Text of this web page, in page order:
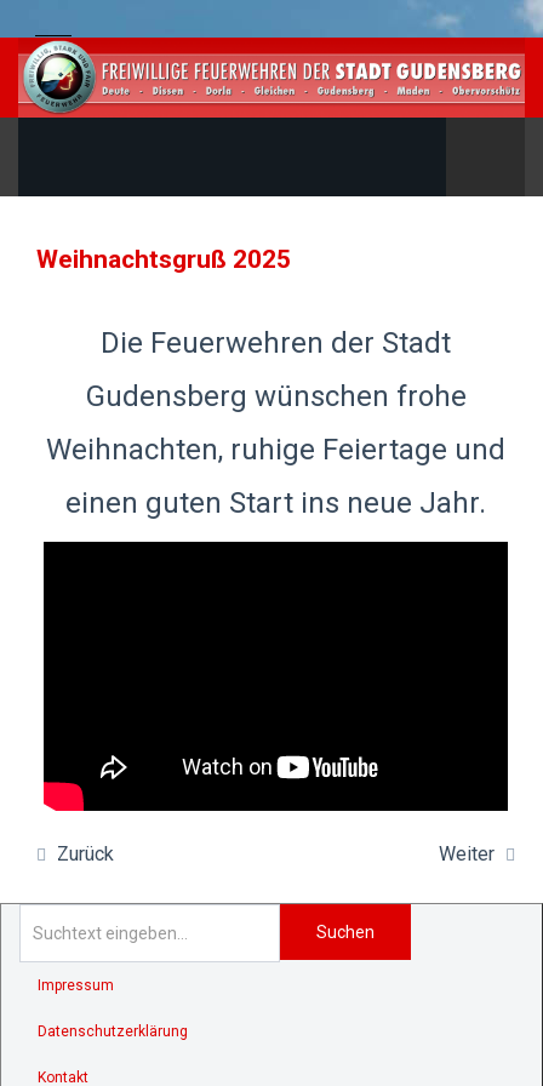
Weihnachtsgruß 2025
Die Feuerwehren der Stadt
Gudensberg wünschen frohe
Weihnachten, ruhige Feiertage und
einen guten Start ins neue Jahr.
Zurück Weiter
Suchen
Impressum
Datenschutzerklärung
Kontakt